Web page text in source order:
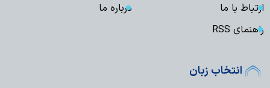
ارتباط با ما
درباره ما
راهنمای RSS
انتخاب زبان